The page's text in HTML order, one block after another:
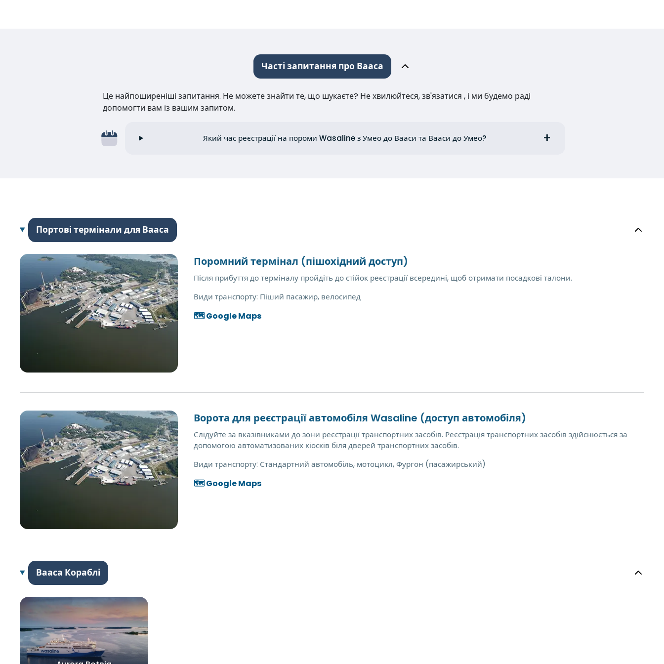
Часті запитання про Вааса
Це найпоширеніші запитання. Не можете знайти те, що шукаєте? Не хвилюйтеся, зв'язатися , і ми будемо раді
допомогти вам із вашим запитом.
Який час реєстрації на пороми Wasaline з Умео до Вааси та Вааси до Умео?
Портові термінали для Вааса
Поромний термінал (пішохідний доступ)
Після прибуття до терміналу пройдіть до стійок реєстрації всередині, щоб отримати посадкові талони.
Види транспорту: Піший пасажир, велосипед
🗺️ Google Maps
Ворота для реєстрації автомобіля Wasaline (доступ автомобіля)
Слідуйте за вказівниками до зони реєстрації транспортних засобів. Реєстрація транспортних засобів здійснюється за
допомогою автоматизованих кіосків біля дверей транспортних засобів.
Види транспорту: Стандартний автомобіль, мотоцикл, Фургон (пасажирський)
🗺️ Google Maps
Вааса Кораблі